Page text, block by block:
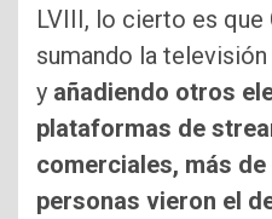
LVIII, lo cierto es que
sumando la
y añadiendo otros
plataformas de
comerciales, más
personas vieron el